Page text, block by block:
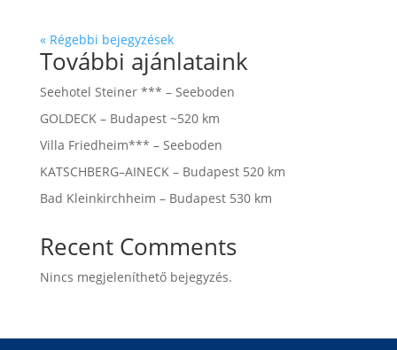
« Régebbi bejegyzések
További ajánlataink
Seehotel Steiner *** – Seeboden
GOLDECK – Budapest ~520 km
Villa Friedheim*** – Seeboden
KATSCHBERG–AINECK – Budapest 520 km
Bad Kleinkirchheim – Budapest 530 km
Recent Comments
Nincs megjeleníthető bejegyzés.